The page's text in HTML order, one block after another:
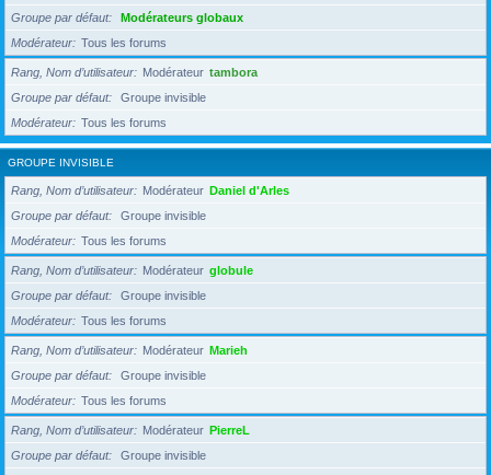
Groupe par défaut
Modérateurs globaux
Modérateur
Tous les forums
Rang, Nom d’utilisateur Modérateur tambora
Groupe par défaut
Groupe invisible
Modérateur
Tous les forums
GROUPE INVISIBLE
Rang, Nom d’utilisateur Modérateur Daniel d'Arles
Groupe par défaut
Groupe invisible
Modérateur
Tous les forums
Rang, Nom d’utilisateur Modérateur globule
Groupe par défaut
Groupe invisible
Modérateur
Tous les forums
Rang, Nom d’utilisateur Modérateur Marieh
Groupe par défaut
Groupe invisible
Modérateur
Tous les forums
Rang, Nom d’utilisateur Modérateur PierreL
Groupe par défaut
Groupe invisible